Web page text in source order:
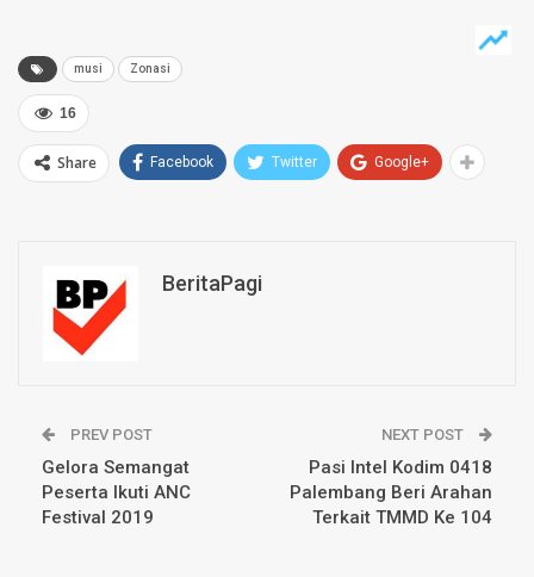
musi Zonasi
16
Share Facebook Twitter Google+
BeritaPagi
PREV POST
Gelora Semangat
Peserta Ikuti ANC
Festival 2019
NEXT POST
Pasi Intel Kodim 0418
Palembang Beri Arahan
Terkait TMMD Ke 104